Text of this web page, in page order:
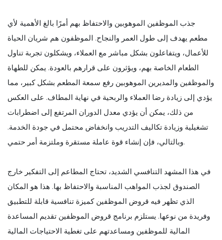
جذب الموظفين الموهوبين والاحتفاظ بهم أمرًا بالغ الأهمية لأي
مطعم يهدف إلى طول العمر والنجاح. الموظفون هم شريان الحياة
للأعمال، ويتفاعلون بشكل مباشر مع العملاء، ويشكلون تجربة تناول
الطعام الخاصة بهم، ويؤثرون على قرارهم بالعودة. يمكن للطهاة
والموظفين والمديرين الموهوبين رفع سمعة المطعم بشكل كبير، مما
يؤدي إلى زيادة رضا العملاء والربحية في نهاية المطاف. على العكس
من ذلك، يمكن أن يؤدي معدل الدوران المرتفع إلى اضطرابات
تشغيلية وزيادة تكاليف التدريب وانخفاض محتمل في جودة الخدمة.
وبالتالي، فإن إنشاء قوة عاملة مستقرة وملتزمة أمر حتمي.
في هذا المشهد التنافسي الشديد، تحتاج المطاعم إلى التفكير خارج
الصندوق لجذب المواهب المناسبة والاحتفاظ بها. هذا هو المكان
الذي تظهر فيه قروض الموظفين كميزة تنافسية قابلة للتطبيق
وفريدة من نوعها. يستلزم برنامج قروض الموظفين تقديم المساعدة
المالية للموظفين ومساعدتهم على تغطية الاحتياجات المالية